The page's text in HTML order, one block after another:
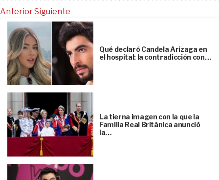
Anterior
Qué declaró Candela Arizaga en
el hospital: la contradicción con…
La tierna imagen con la que la
Familia Real Británica anunció
la…
Siguiente